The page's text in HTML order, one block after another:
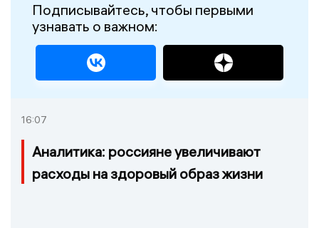
Подписывайтесь, чтобы первыми
узнавать о важном:
16:07
Аналитика: россияне увеличивают
расходы на здоровый образ жизни